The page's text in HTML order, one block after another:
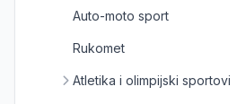
Auto-moto sport
Rukomet
Atletika i olimpijski sportovi